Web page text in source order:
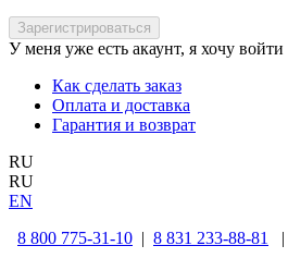
У меня уже есть акаунт, я хочу войти
Как сделать заказ
Оплата и доставка
Гарантия и возврат
RU
RU
EN
8 800 775-31-10 | 8 831 233-88-81
|